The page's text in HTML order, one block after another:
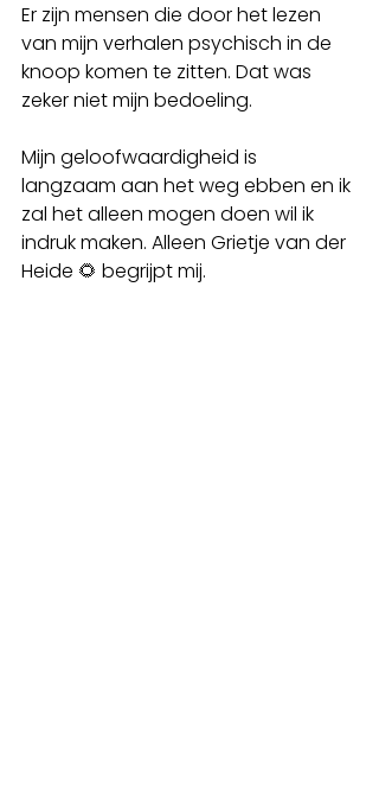
Er zijn mensen die door het lezen
van mijn verhalen psychisch in de
knoop komen te zitten. Dat was
zeker niet mijn bedoeling.
Mijn geloofwaardigheid is
langzaam aan het weg ebben en ik
zal het alleen mogen doen wil ik
indruk maken. Alleen Grietje van der
Heide 🌻 begrijpt mij.